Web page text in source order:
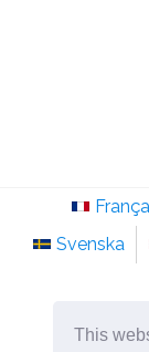
This
Svenska
©